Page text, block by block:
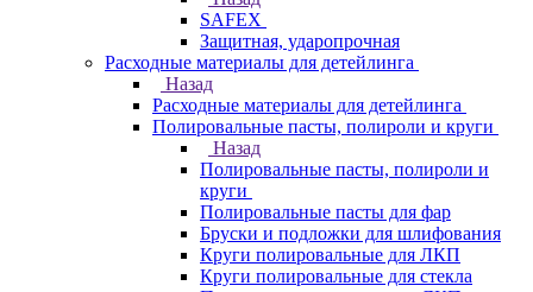
SAFEX
Защитная, ударопрочная
Расходные материалы для детейлинга
Назад
Расходные материалы для детейлинга
Полировальные пасты, полироли и круги
Назад
Полировальные пасты, полироли и
круги
Полировальные пасты для фар
Бруски и подложки для шлифования
Круги полировальные для ЛКП
Круги полировальные для стекла